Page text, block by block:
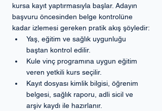
kursa kayıt yaptırmasıyla başlar. Adayın
başvuru öncesinden belge kontrolüne
kadar izlemesi gereken pratik akış şöyledir:
Yaş, eğitim ve sağlık uygunluğu
baştan kontrol edilir.
Kule vinç programına uygun eğitim
veren yetkili kurs seçilir.
Kayıt dosyası kimlik bilgisi, öğrenim
belgesi, sağlık raporu, adli sicil ve
arşiv kaydı ile hazırlanır.